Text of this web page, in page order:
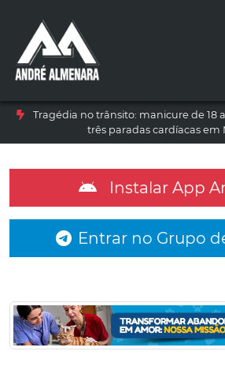
Tragédia no trânsito: manicure de 18
três paradas cardíacas em
Instalar App
Entrar no Grupo